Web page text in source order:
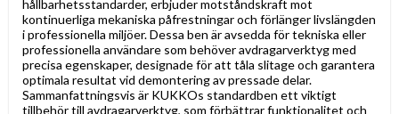
hållbarhetsstandarder, erbjuder motståndskraft mot
kontinuerliga mekaniska påfrestningar och förlänger livslängden
i professionella miljöer. Dessa ben är avsedda för tekniska eller
professionella användare som behöver avdragarverktyg med
precisa egenskaper, designade för att tåla slitage och garantera
optimala resultat vid demontering av pressade delar.
Sammanfattningsvis är KUKKOs standardben ett viktigt
tillbehör till avdragarverktyg, som förbättrar funktionalitet och